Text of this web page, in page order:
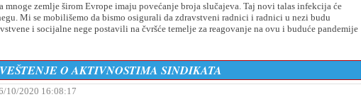
mnoge zemlјe širom Evrope imaju povećanje broja slučajeva. Taj novi talas infekcija će
Mi se mobilišemo da bismo osigurali da zdravstveni radnici i radnici u nezi budu
i socijalne nege postavili na čvršće temelјe za reagovanje na ovu i buduće pandemije
O AKTIVNOSTIMA SINDIKATA
10/2020 16:08:17